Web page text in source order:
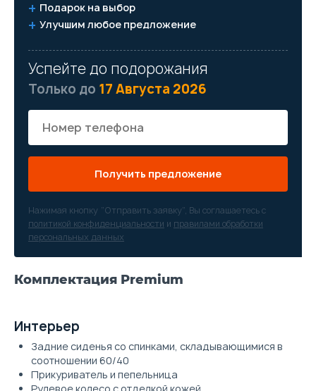
Подарок на выбор
Улучшим любое предложение
Успейте до подорожания
Только до 17 Августа 2026
Получить предложение
Нажимая кнопку “Отправить заявку”, Вы соглашаетесь с
политикой конфиденциальности и правилами обработки
персональных данных
Комплектация Premium
Интерьер
Задние сиденья со спинками, складывающимися в
соотношении 60/40
Прикуриватель и пепельница